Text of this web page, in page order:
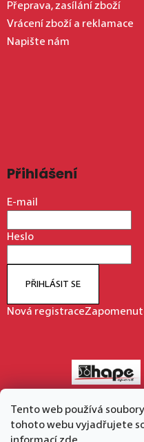
Tento web používá
tohoto webu vyjadřujete
Přeprava, zasílání zboží
Vrácení zboží a reklamace
Napište nám
Přihlášení
E-mail
Heslo
PŘIHLÁSIT SE
Nová registrace